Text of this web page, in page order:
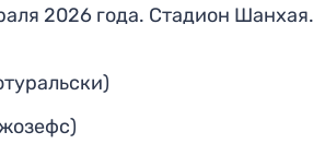
2026 года. Стадион